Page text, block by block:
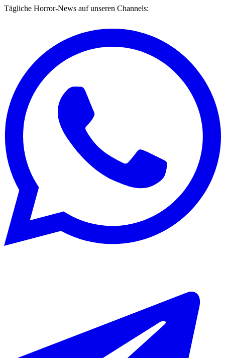
Tägliche Horror-News auf unseren Channels: